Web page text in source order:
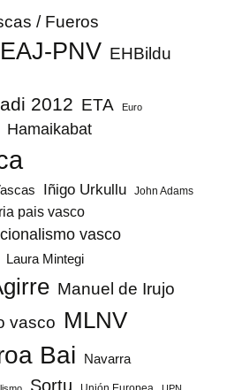
/ Fueros
EAJ-PNV EHBildu
2012 ETA Euro
Hamaikabat
Iñigo Urkullu John Adams
pais vasco
vasco
Laura Mintegi
Manuel de Irujo
vasco MLNV
Bai Navarra
Sortu